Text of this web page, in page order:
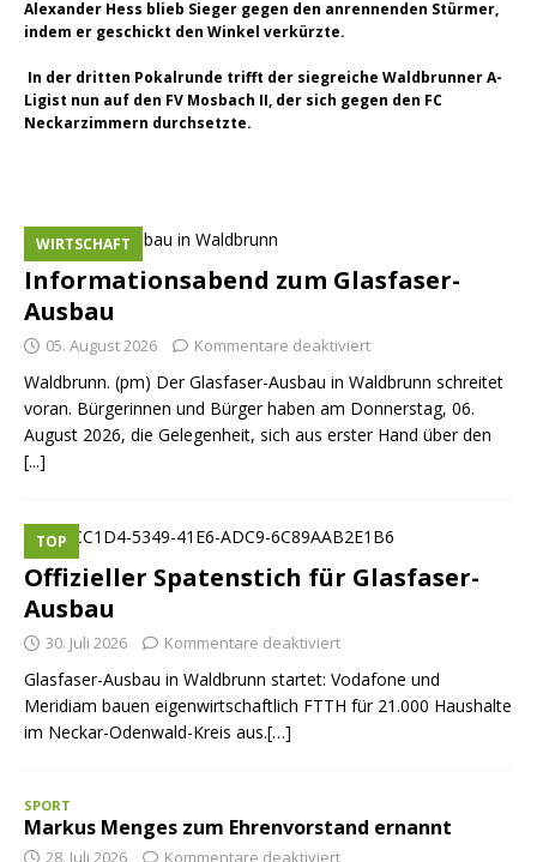
Alexander Hess blieb Sieger gegen den anrennenden Stürmer,
indem er geschickt den Winkel verkürzte.
In der dritten Pokalrunde trifft der siegreiche Waldbrunner A-
Ligist nun auf den FV Mosbach II, der sich gegen den FC
Neckarzimmern durchsetzte.
Informationsabend zum Glasfaser-
Ausbau
WIRTSCHAFT
05. August 2026 Kommentare deaktiviert
Waldbrunn. (pm) Der Glasfaser-Ausbau in Waldbrunn schreitet
voran. Bürgerinnen und Bürger haben am Donnerstag, 06.
August 2026, die Gelegenheit, sich aus erster Hand über den
[...]
Offizieller Spatenstich für Glasfaser-
Ausbau
TOP
30. Juli 2026 Kommentare deaktiviert
Glasfaser-Ausbau in Waldbrunn startet: Vodafone und
Meridiam bauen eigenwirtschaftlich FTTH für 21.000 Haushalte
im Neckar-Odenwald-Kreis aus.[…]
SPORT
Markus Menges zum Ehrenvorstand ernannt
28. Juli 2026 Kommentare deaktiviert